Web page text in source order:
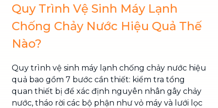
Quy Trình Vệ Sinh Máy Lạnh
Chống Chảy Nước Hiệu Quả Thế
Nào?
Quy trình vệ sinh máy lạnh chống chảy nước hiệu
quả bao gồm 7 bước cần thiết: kiểm tra tổng
quan thiết bị để xác định nguyên nhân gây chảy
nước, tháo rời các bộ phận như vỏ máy và lưới lọc